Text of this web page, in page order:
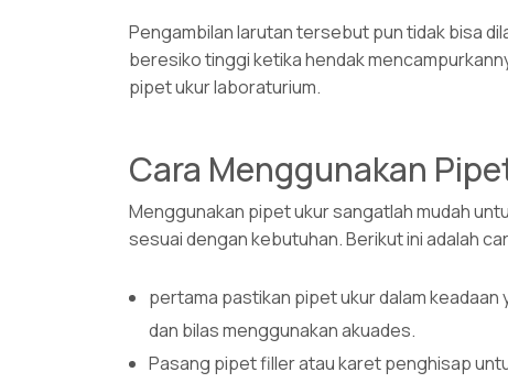
Pengambilan larutan tersebut pun tidak bisa
beresiko tinggi ketika hendak
pipet ukur laboraturium.
Cara Menggunakan
Menggunakan pipet ukur sangatlah mudah
sesuai dengan kebutuhan. Berikut ini adalah
pertama pastikan pipet ukur dalam
dan bilas menggunakan akuades.
Pasang pipet filler atau karet penghisap